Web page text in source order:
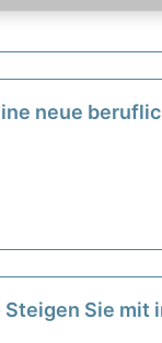
neue
Sie mit